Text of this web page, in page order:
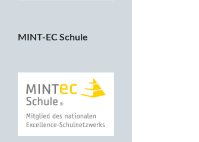
MINT-EC Schule